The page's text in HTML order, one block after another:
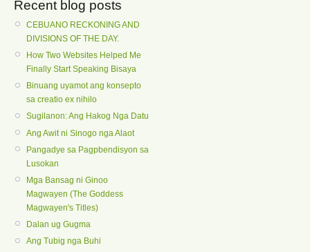
Recent blog posts
CEBUANO RECKONING AND
DIVISIONS OF THE DAY.
How Two Websites Helped Me
Finally Start Speaking Bisaya
Binuang uyamot ang konsepto
sa creatio ex nihilo
Sugilanon: Ang Hakog Nga Datu
Ang Awit ni Sinogo nga Alaot
Pangadye sa Pagpbendisyon sa
Lusokan
Mga Bansag ni Ginoo
Magwayen (The Goddess
Magwayen's Titles)
Dalan ug Gugma
Ang Tubig nga Buhi